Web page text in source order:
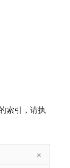
索引，请执